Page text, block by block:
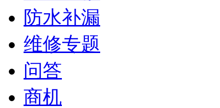
防水补漏
维修专题
问答
商机